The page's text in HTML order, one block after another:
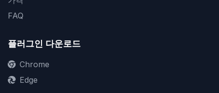
FAQ
플러그인 다운로드
Chrome
Edge